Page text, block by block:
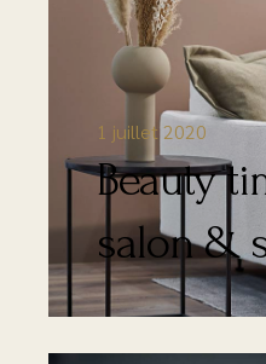
1 juillet 2020
Beauty
salon &